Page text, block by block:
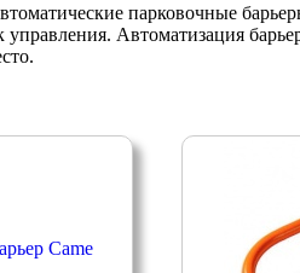
парковочные
Автоматизация